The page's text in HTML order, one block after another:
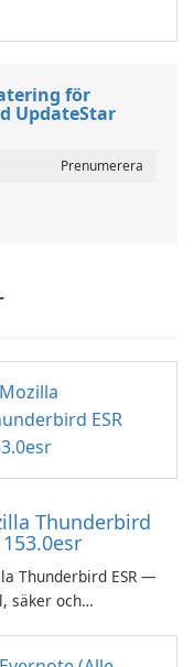
för
UpdateStar
Thunderbird
153.0esr
Thunderbird ESR —
säker och